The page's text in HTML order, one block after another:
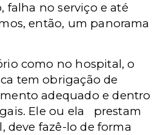
falha no serviço e até
então, um panorama
como no hospital, o
tem obrigação de
adequado e dentro
Ele ou ela
prestam
deve fazê-lo de forma